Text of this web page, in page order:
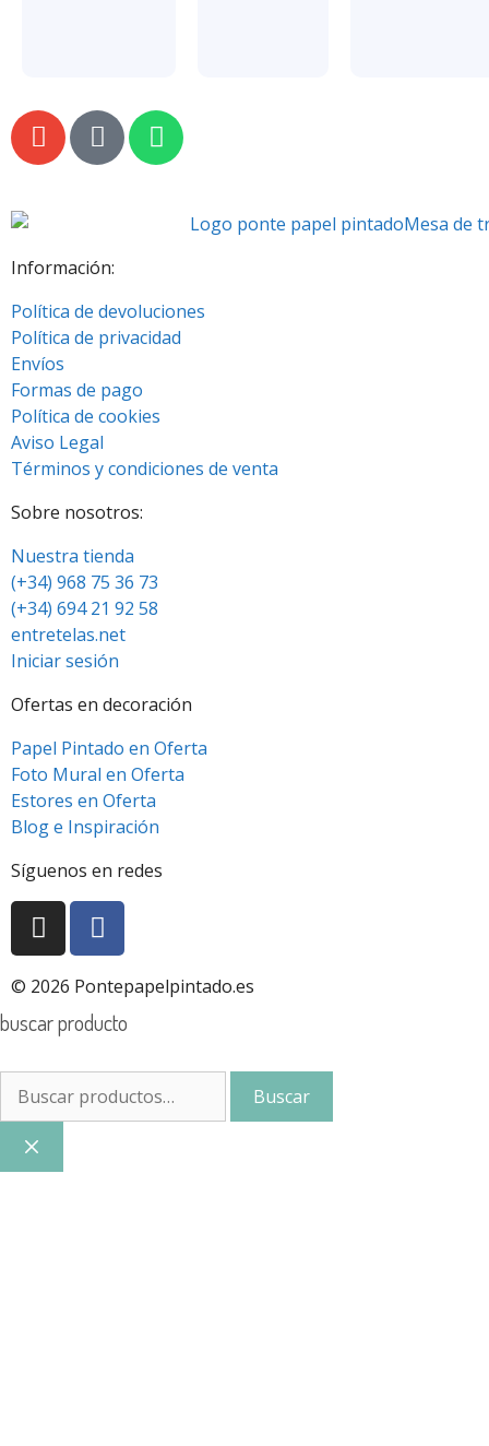
Información:
Política de devoluciones
Política de privacidad
Envíos
Formas de pago
Política de cookies
Aviso Legal
Términos y condiciones de venta
Sobre nosotros:
Nuestra tienda
(+34) 968 75 36 73
(+34) 694 21 92 58
entretelas.net
Iniciar sesión
Ofertas en decoración
Papel Pintado en Oferta
Foto Mural en Oferta
Estores en Oferta
Blog e Inspiración
Síguenos en redes
© 2026 Pontepapelpintado.es
buscar producto
Buscar